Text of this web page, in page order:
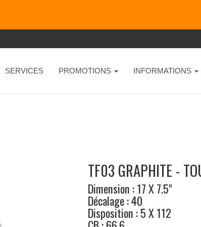
SERVICES PROMOTIONS INFORMATIONS
TF03 GRAPHITE -
Dimension : 17 X 7.5"
Décalage : 40
Disposition : 5 X 112